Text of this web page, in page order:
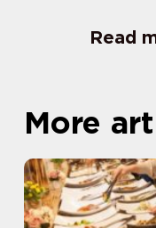
Read
More